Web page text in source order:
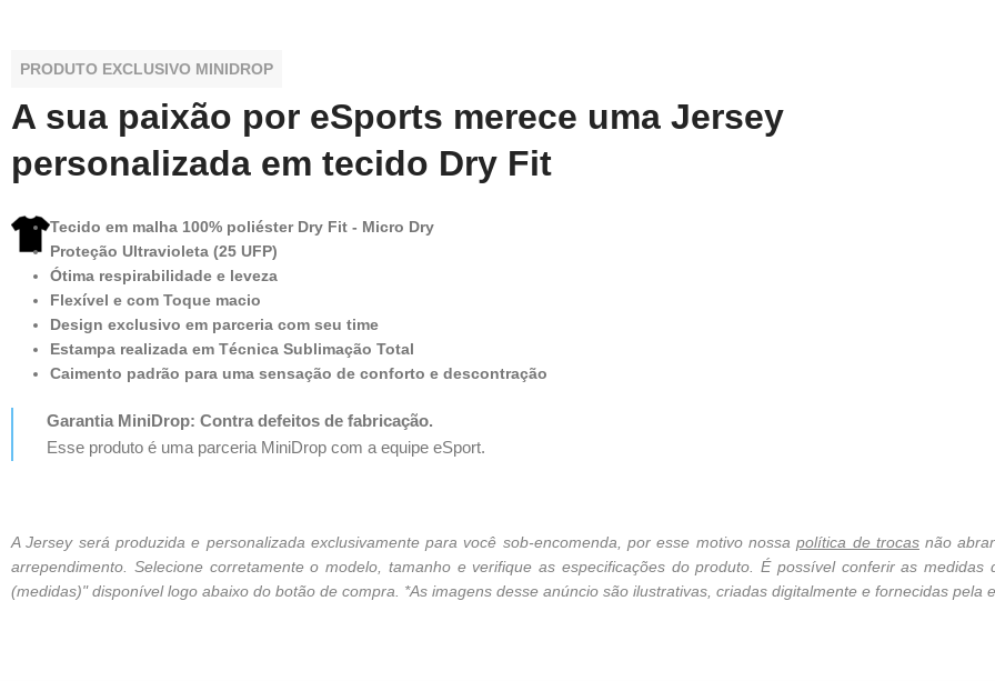
PRODUTO EXCLUSIVO MINIDROP
A sua paixão por eSports merece uma Jersey
personalizada em tecido Dry Fit
Tecido em malha 100% poliéster Dry Fit - Micro Dry
Proteção Ultravioleta (25 UFP)
Ótima respirabilidade e leveza
Flexível e com Toque macio
Design exclusivo em parceria com seu time
Estampa realizada em Técnica Sublimação Total
Caimento padrão para uma sensação de conforto e descontração
Garantia MiniDrop: Contra defeitos de fabricação.
Esse produto é uma parceria MiniDrop com a equipe eSport.
A Jersey será produzida e personalizada exclusivamente para você sob-encomenda, por esse motivo nossapolítica de trocasnão
arrependimento. Selecione corretamente o modelo, tamanho e verifique as especificações do produto. É possível conferir as
(medidas)" disponível logo abaixo do botão de compra. *As imagens desse anúncio são ilustrativas, criadas digitalmente e fornecidas pela